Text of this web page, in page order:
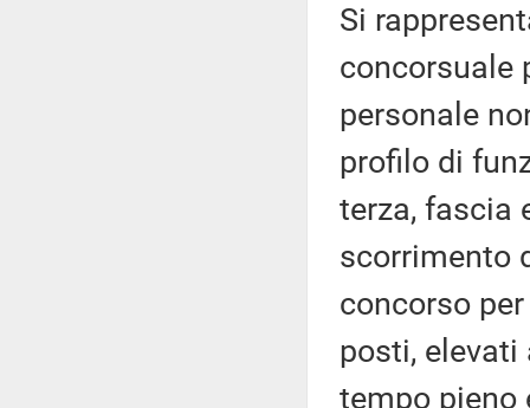
Si
concorsuale
personale
profilo di
terza, fascia
scorrimento
concorso
posti, elevati
tempo pieno